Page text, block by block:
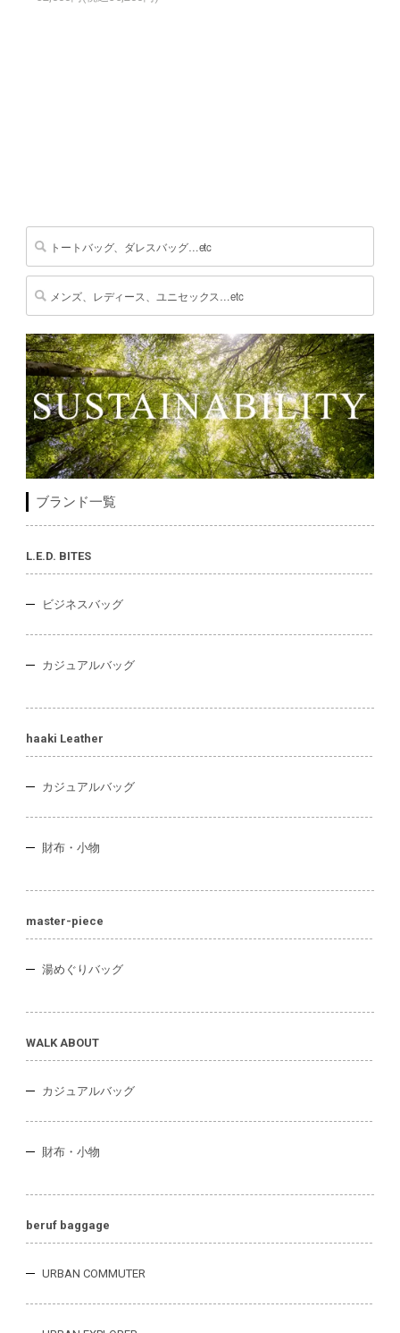
ブランド一覧
L.E.D. BITES
ビジネスバッグ
カジュアルバッグ
haaki Leather
カジュアルバッグ
財布・小物
master-piece
湯めぐりバッグ
WALK ABOUT
カジュアルバッグ
財布・小物
beruf baggage
URBAN COMMUTER